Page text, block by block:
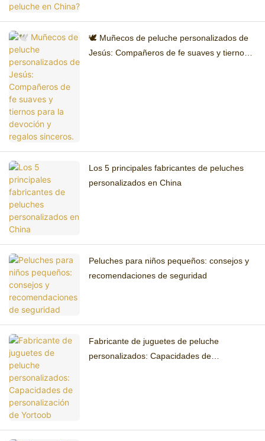
🕊️ Muñecos de peluche personalizados de
Jesús: Compañeros de fe suaves y tiernos
Los 5 principales fabricantes de peluches
personalizados en China
Peluches para niños pequeños: consejos y
recomendaciones de seguridad
Fabricante de juguetes de peluche
personalizados: Capacidades de